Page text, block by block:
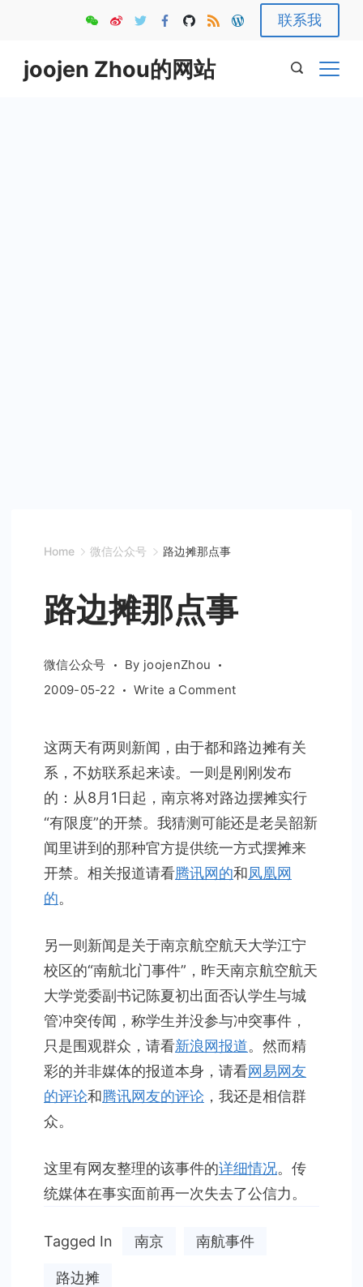
content
联系我
joojen Zhou的网站
Home 微信公众号 路边摊那点事
路边摊那点事
微信公众号 By joojenZhou
2009-05-22
Write a Commenton
摊
那
点
事
这两天有两则新闻，由于都和路边摊有关
系，不妨联系起来读。一则是刚刚发布
的：从8月1日起，南京将对路边摆摊实行
“有限度”的开禁。我猜测可能还是老吴韶新
闻里讲到的那种官方提供统一方式摆摊来
开禁。相关报道请看腾讯网的和凤凰网
的。
另一则新闻是关于南京航空航天大学江宁
校区的“南航北门事件”，昨天南京航空航天
大学党委副书记陈夏初出面否认学生与城
管冲突传闻，称学生并没参与冲突事件，
只是围观群众，请看新浪网报道。然而精
彩的并非媒体的报道本身，请看网易网友
的评论和腾讯网友的评论 ，我还是相信群
众。
这里有网友整理的该事件的详细情况。传
统媒体在事实面前再一次失去了公信力。
Tagged In 南京 南航事件
路边摊